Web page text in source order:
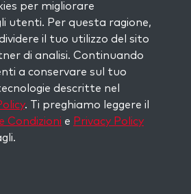
Giu
08:00 PM
EDT
Rav Ashlag's Writings for the
Modern World
per migliorare
utenti. Per questa ragione,
il tuo utilizzo del sito
di analisi. Continuando
a conservare sul tuo
descritte nel
. Ti preghiamo leggere il
Condizioni e Privacy Policy